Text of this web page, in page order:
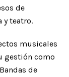
de
y teatro.
musicales
gestión como
de